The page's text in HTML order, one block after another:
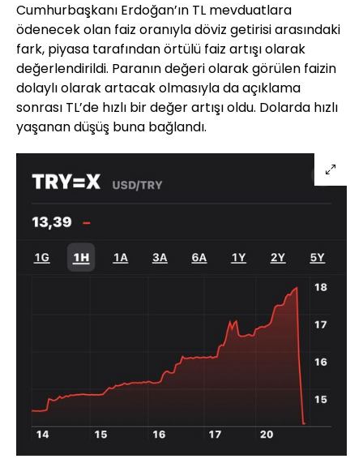
Cumhurbaşkanı Erdoğan’ın TL mevduatlara
ödenecek olan faiz oranıyla döviz getirisi arasındaki
fark, piyasa tarafından örtülü faiz artışı olarak
değerlendirildi. Paranın değeri olarak görülen faizin
dolaylı olarak artacak olmasıyla da açıklama
sonrası TL’de hızlı bir değer artışı oldu. Dolarda hızlı
yaşanan düşüş buna bağlandı.